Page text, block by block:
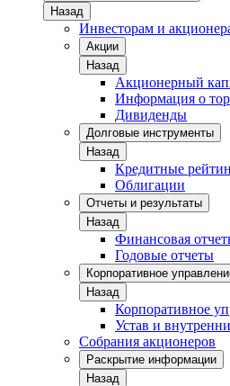
Назад
Инвесторам и
Акции
Назад
Акционерный
Информация о
Дивиденды
Долговые инструменты
Назад
Кредитные
Облигации
Отчеты и результаты
Назад
Финансовая
Годовые отчеты
Корпоративное
Назад
Корпоративное
Устав и
Собрания акционеров
Раскрытие информации
Назад